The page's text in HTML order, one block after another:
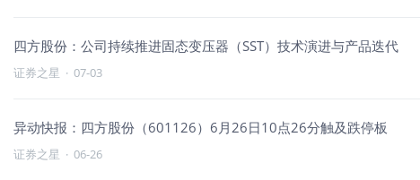
四方股份：公司持续推进固态变压器（SST）技术演进与产品迭代
证券之星 · 07-03
异动快报：四方股份（601126）6月26日10点26分触及跌停板
证券之星 · 06-26